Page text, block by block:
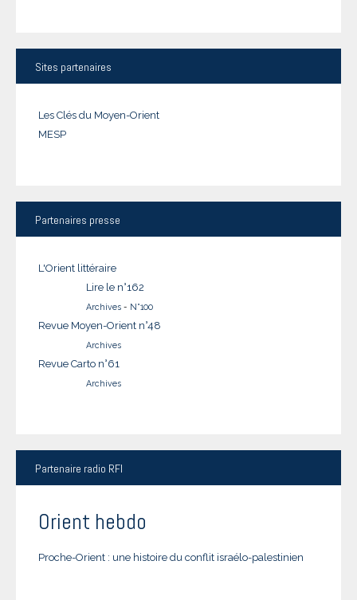
Sites partenaires
Les Clés du Moyen-Orient
MESP
Partenaires presse
L'Orient littéraire
Lire le n°162
Archives - N°100
Revue Moyen-Orient n°48
Archives
Revue Carto n°61
Archives
Partenaire radio RFI
Orient hebdo
Proche-Orient : une histoire du conflit israélo-palestinien